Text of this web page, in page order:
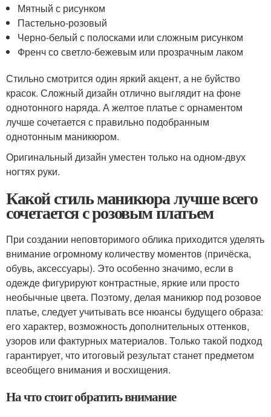
Мятный с рисунком
Пастельно-розовый
Черно-белый с полосками или сложным рисунком
Френч со светло-бежевым или прозрачным лаком
Стильно смотрится один яркий акцент, а не буйство
красок. Сложный дизайн отлично выглядит на фоне
однотонного наряда. А желтое платье с орнаментом
лучше сочетается с правильно подобранным
однотонным маникюром.
Оригинальный дизайн уместен только на одном-двух
ногтях руки.
Какой стиль маникюра лучше всего
сочетается с розовым платьем
При создании неповторимого облика приходится уделять
внимание огромному количеству моментов (причёска,
обувь, аксессуары). Это особенно значимо, если в
одежде фигурируют контрастные, яркие или просто
необычные цвета. Поэтому, делая маникюр под розовое
платье, следует учитывать все нюансы будущего образа:
его характер, возможность дополнительных оттенков,
узоров или фактурных материалов. Только такой подход
гарантирует, что итоговый результат станет предметом
всеобщего внимания и восхищения.
На что стоит обратить внимание